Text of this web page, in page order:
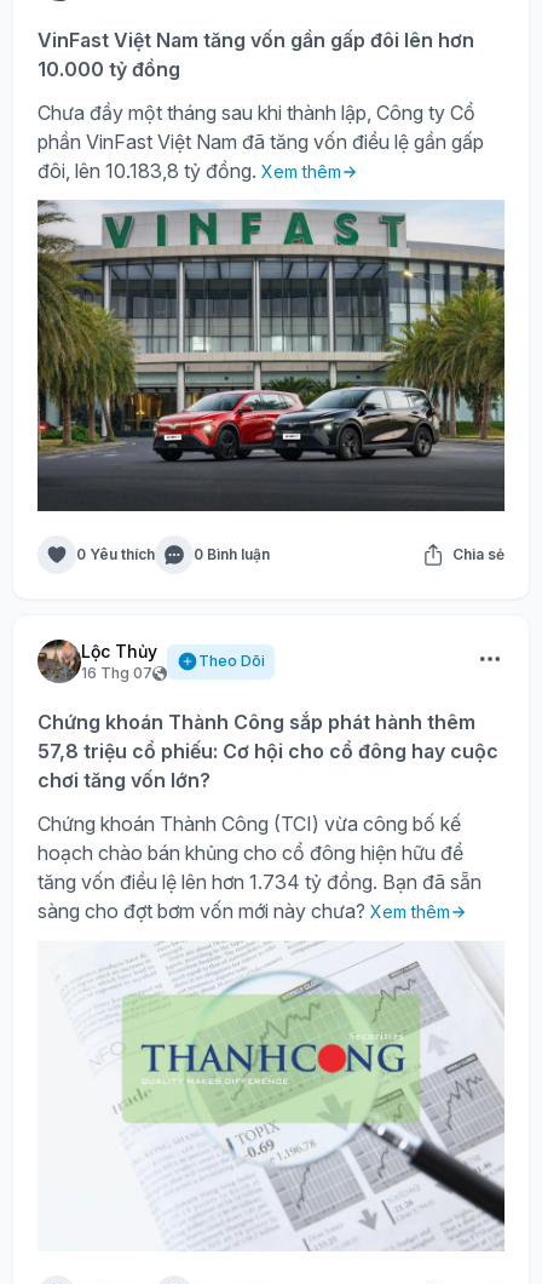
VinFast Việt Nam tăng vốn gần gấp đôi lên hơn
10.000 tỷ đồng
Chưa đầy một tháng sau khi thành lập, Công ty Cổ
phần VinFast Việt Nam đã tăng vốn điều lệ gần gấp
đôi, lên 10.183,8 tỷ đồng. Xem thêm
0 Yêu thích 0 Bình luận Chia sẻ
Lộc Thủy
16 Thg 07
Theo Dõi
Chứng khoán Thành Công sắp phát hành thêm
57,8 triệu cổ phiếu: Cơ hội cho cổ đông hay cuộc
chơi tăng vốn lớn?
Chứng khoán Thành Công (TCI) vừa công bố kế
hoạch chào bán khủng cho cổ đông hiện hữu để
tăng vốn điều lệ lên hơn 1.734 tỷ đồng. Bạn đã sẵn
sàng cho đợt bơm vốn mới này chưa? Xem thêm